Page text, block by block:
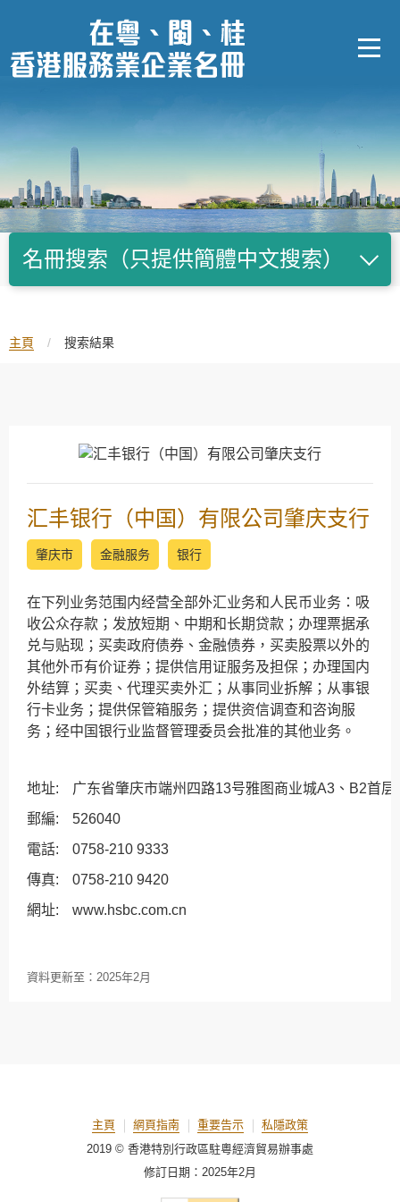
容
的
開
名冊搜索（只提供簡體中文搜索）
主頁 / 搜索結果
汇丰银行（中国）有限公司肇庆支行
肇庆市 金融服务 银行
在下列业务范围内经营全部外汇业务和人民币业务：吸
收公众存款；发放短期、中期和长期贷款；办理票据承
兑与贴现；买卖政府债券、金融债券，买卖股票以外的
其他外币有价证券；提供信用证服务及担保；办理国内
外结算；买卖、代理买卖外汇；从事同业拆解；从事银
行卡业务；提供保管箱服务；提供资信调查和咨询服
务；经中国银行业监督管理委员会批准的其他业务。
地址:
广东省肇庆市端州四路13号雅图商业城A3、B2首层
郵編:
526040
電話:
0758-210 9333
傳真:
0758-210 9420
網址:
www.hsbc.com.cn
資料更新至： 2025年2月
主頁 網頁指南 重要告示
私隱政策
2019 © 香港特別行政區駐粵經濟貿易辦事處
修訂日期： 2025年2月